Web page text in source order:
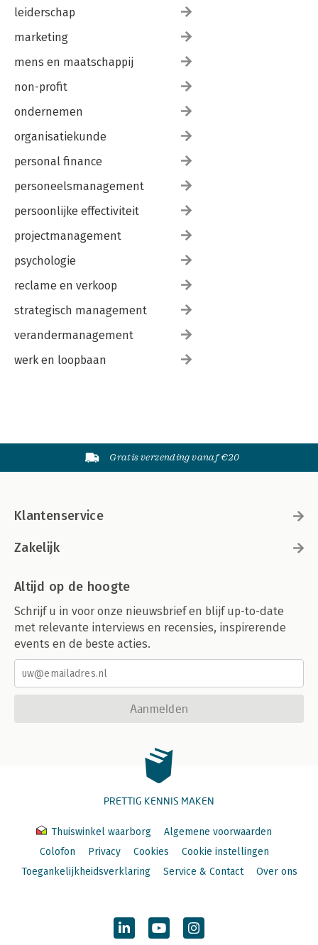
leiderschap
marketing
mens en maatschappij
non-profit
ondernemen
organisatiekunde
personal finance
personeelsmanagement
persoonlijke effectiviteit
projectmanagement
psychologie
reclame en verkoop
strategisch management
verandermanagement
werk en loopbaan
Gratis verzending vanaf €20
Klantenservice
Zakelijk
Altijd op de hoogte
Schrijf u in voor onze nieuwsbrief en blijf up-to-date
met relevante interviews en recensies, inspirerende
events en de beste acties.
Aanmelden
PRETTIG KENNIS MAKEN
Thuiswinkel waarborg
Algemene voorwaarden
Colofon
Privacy Cookies
Cookie instellingen
Toegankelijkheidsverklaring
Service & Contact Over ons